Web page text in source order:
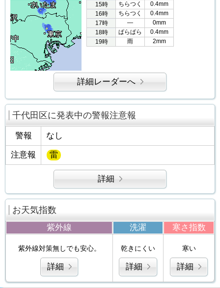
15時 ちらつく
0.4mm
16時
ちらつく
0.4mm
17時
―
0mm
18時
ぱらぱら
0.4mm
19時
雨 2mm
詳細レーダーへ
千代田区に発表中の警報注意報
警報 なし
注意報 雷
詳細
お天気指数
紫外線 洗濯 寒さ指数
紫外線対策無しでも安心。
詳細
乾きにくい
詳細
寒い
詳細